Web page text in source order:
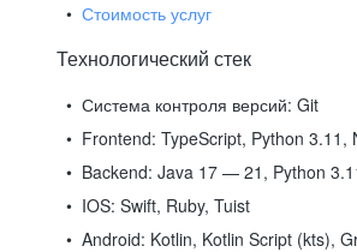
Стоимость услуг
Технологический стек
Система контроля версий: Git
Frontend: TypeScript, Python 3.11,
Backend: Java 17 — 21, Python
IOS: Swift, Ruby, Tuist
Android: Kotlin, Kotlin Script (kts),